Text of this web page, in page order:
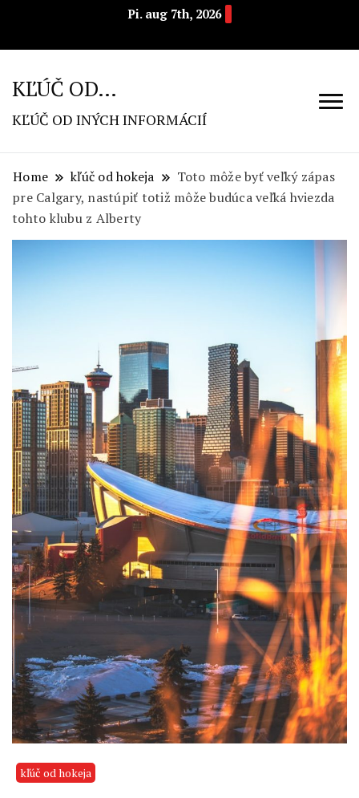
Pi. aug 7th, 2026
KĽÚČ OD…
KĽÚČ OD INÝCH INFORMÁCIÍ
Home kľúč od hokeja
Toto môže byť veľký zápas
pre Calgary, nastúpiť totiž môže budúca veľká hviezda
tohto klubu z Alberty
kľúč od hokeja